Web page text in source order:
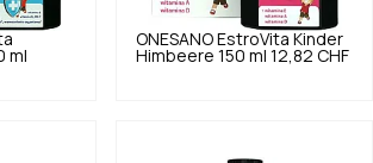
ml
ONESANO EstroVita Kinder
Himbeere 150 ml 12,82 CHF